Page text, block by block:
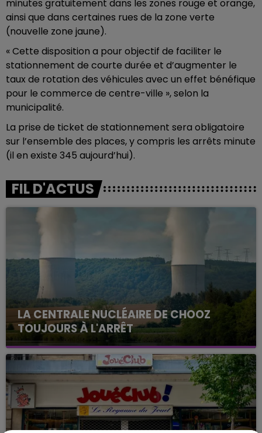
minutes gratuitement dans les zones rouge et orange,
ainsi que dans certaines rues de la zone verte
(nouvelle zone jaune).
« Cette disposition a pour objectif de faciliter le
stationnement de courte durée et d’augmenter le
taux de rotation des véhicules avec un effet bénéfique
pour le commerce de centre-ville », selon la
municipalité.
La prise de ticket de stationnement sera obligatoire
sur l’ensemble des places, y compris les arrêts minute
(il en existe 345 aujourd’hui).
FIL D'ACTUS
LA CENTRALE NUCLÉAIRE DE CHOOZ
TOUJOURS À L'ARRÊT
Cela fait déjà une semaine que la centrale
nucléaire ardennaise est à l'arrêt. Une situation
justifiée par la sécheresse intense qui est toujours
présente.